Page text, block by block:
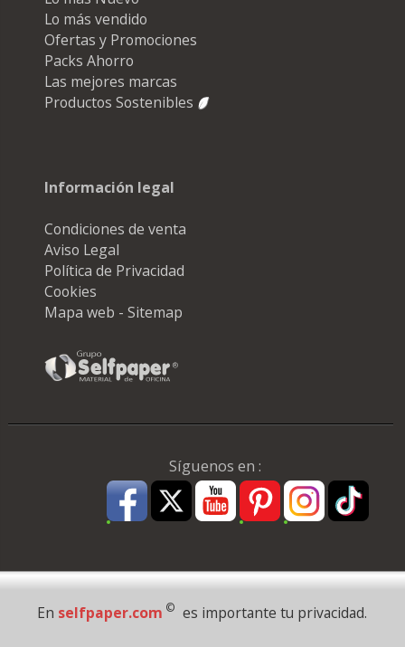
Lo más vendido
Ofertas y Promociones
Packs Ahorro
Las mejores marcas
Productos Sostenibles
Información legal
Condiciones de venta
Aviso Legal
Política de Privacidad
Cookies
Mapa web - Sitemap
Síguenos en :
Pago Seguro
En selfpaper.com © es importante tu privacidad.